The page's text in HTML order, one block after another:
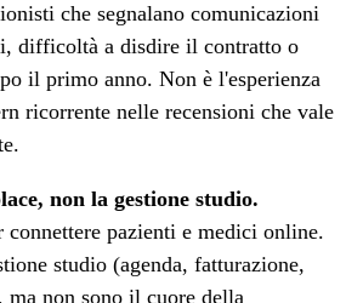
che segnalano comunicazioni
difficoltà a disdire il contratto o
il primo anno. Non è l'esperienza
ricorrente nelle recensioni che vale
non la gestione studio.
connettere pazienti e medici online.
studio (agenda, fatturazione,
ma non sono il cuore della